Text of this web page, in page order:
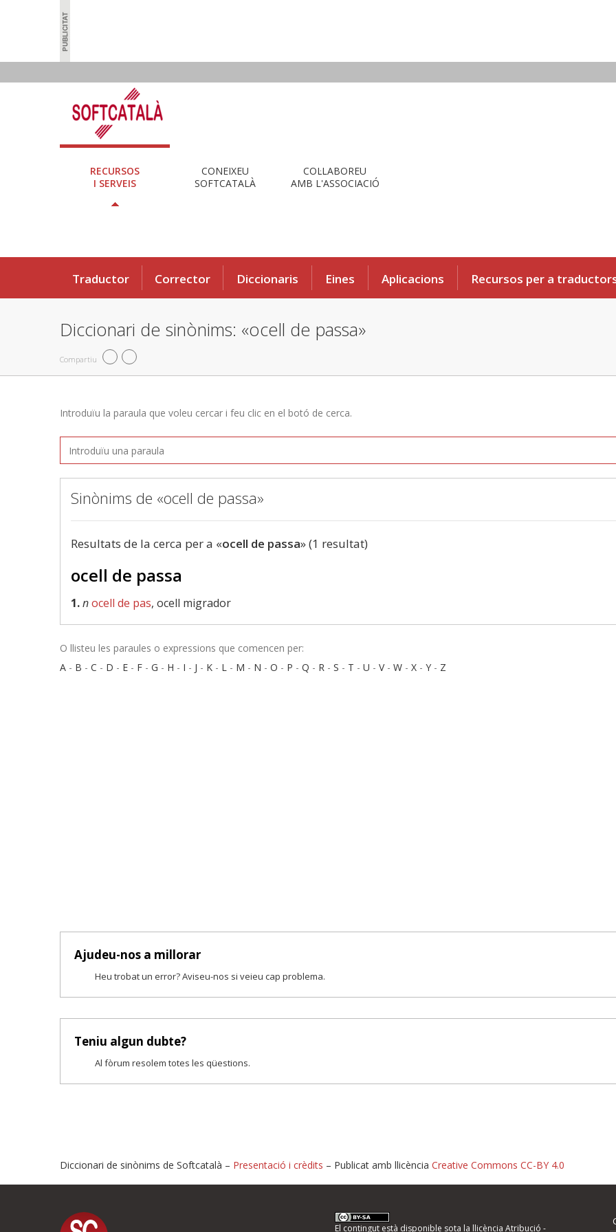
RECURSOS
I SERVEIS
CONEIXEU
SOFTCATALÀ
COL·LABOREU
AMB L'ASSOCIACIÓ
Traductor Corrector Diccionaris Eines Aplicacions Recursos per a
Diccionari de sinònims: «ocell de passa»
Compartiu
Introduïu la paraula que voleu cercar i feu clic en el botó de cerca.
Sinònims de «ocell de passa»
Resultats de la cerca per a «ocell de passa» (1 resultat)
ocell de passa
1.nocell de pas, ocell migrador
O llisteu les paraules o expressions que comencen per:
A - B - C - D - E - F - G - H - I - J - K - L - M - N - O - P - Q - R - S - T - U - V- W - X - Y - Z
Ajudeu-nos a millorar
Heu trobat un error? Aviseu-nos si veieu cap problema.
Teniu algun dubte?
Al fòrum resolem totes les qüestions.
Proposeu-nos millores o informeu d'errors
Diccionari de sinònims de Softcatalà – Presentació i crèdits – Publicat amb llicència Creative Commons CC-BY 4.0
El contingut està disponible sota la llicència Atribució -